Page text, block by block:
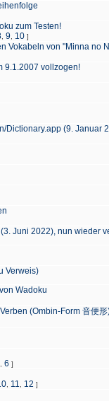
zum Testen!
9 10 ]
Vokabeln von "Minna no
9.1.2007 vollzogen!
Dictionary.app (9. Januar
Juni 2022), nun wieder
Verweis)
Wadoku
(Ombin-Form 音便形
6 ]
11 12 ]